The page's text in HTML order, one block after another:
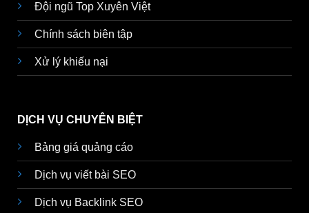
Đội ngũ Top Xuyên Việt
Chính sách biên tập
Xử lý khiếu nại
DỊCH VỤ CHUYÊN BIỆT
Bảng giá quảng cáo
Dịch vụ viết bài SEO
Dịch vụ Backlink SEO